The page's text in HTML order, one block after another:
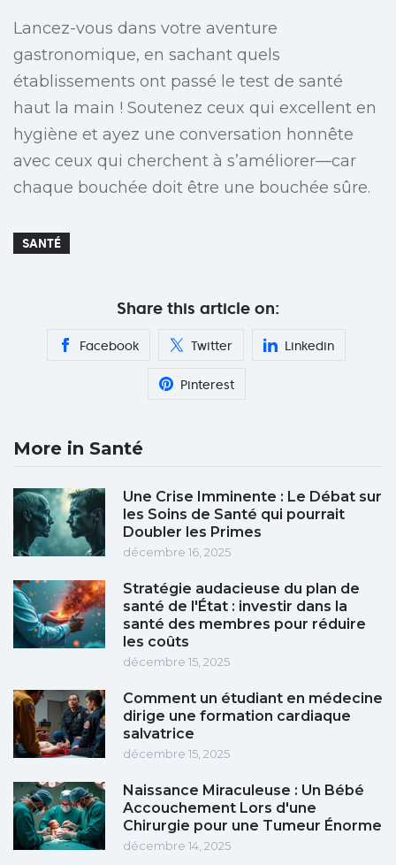
Lancez-vous dans votre aventure
gastronomique, en sachant quels
établissements ont passé le test de santé
haut la main ! Soutenez ceux qui excellent en
hygiène et ayez une conversation honnête
avec ceux qui cherchent à s’améliorer—car
chaque bouchée doit être une bouchée sûre.
SANTÉ
Share this article on:
Facebook Twitter Linkedin
Pinterest
More in Santé
Une Crise Imminente : Le Débat sur
les Soins de Santé qui pourrait
Doubler les Primes
décembre 16, 2025
Stratégie audacieuse du plan de
santé de l'État : investir dans la
santé des membres pour réduire
les coûts
décembre 15, 2025
Comment un étudiant en médecine
dirige une formation cardiaque
salvatrice
décembre 15, 2025
Naissance Miraculeuse : Un Bébé
Accouchement Lors d'une
Chirurgie pour une Tumeur Énorme
décembre 14, 2025